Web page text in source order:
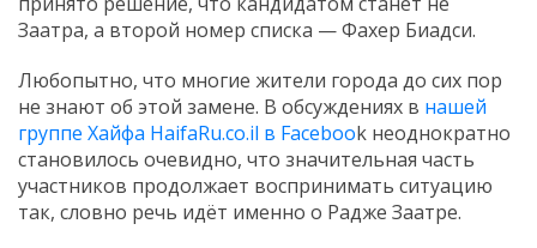
Заатра, а второй номер списка — Фахер Биадси.
Любопытно, что многие жители города до сих пор
не знают об этой замене. В обсуждениях в нашей
группе Хайфа HaifaRu.co.il в Facebook неоднократно
становилось очевидно, что значительная часть
участников продолжает воспринимать ситуацию
так, словно речь идёт именно о Радже Заатре.